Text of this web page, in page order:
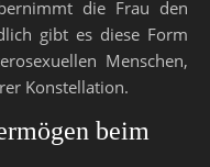
die Frau den
gibt es diese Form
Menschen,
Konstellation.
beim